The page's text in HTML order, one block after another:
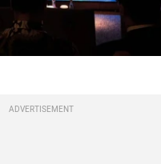
ADVERTISEMENT